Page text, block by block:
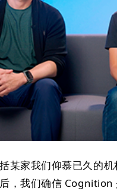
某家我们仰慕已久的
，我们确信